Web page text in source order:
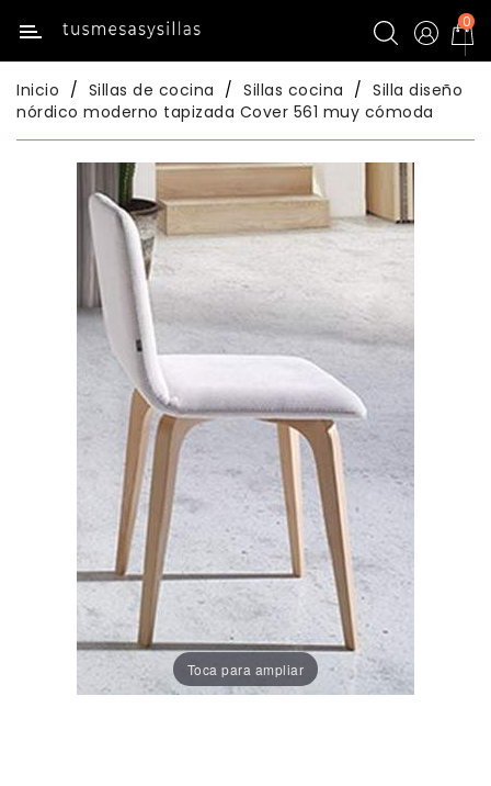
Categoría
Inicio
Mesas
Cocina
Comedor
Porcelánico
Dekton
Taburetes
0
Inicio Sillas de cocina Sillas cocina
Silla diseño
nórdico moderno tapizada Cover 561 muy cómoda
Toca para ampliar